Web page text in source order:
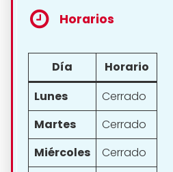
Horarios
Día
Horario
Lunes
Cerrado
Martes
Cerrado
Miércoles
Cerrado